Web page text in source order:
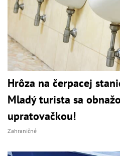
Hrôza na čerpacej
Mladý turista sa
upratovačkou!
Zahraničné